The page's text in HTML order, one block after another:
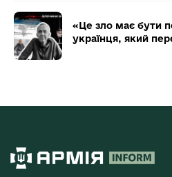
«Це зло має бути
українця, який